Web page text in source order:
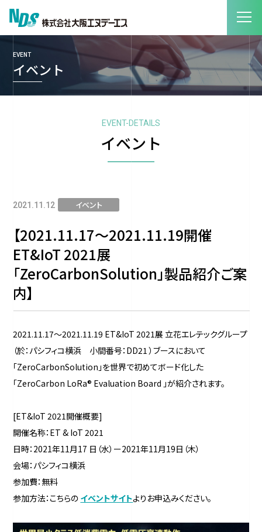
EVENT
イベント
EVENT-DETAILS
イベント
2021.11.12 イベント
【2021.11.17～2021.11.19開催
ET&IoT 2021展
「ZeroCarbonSolution」製品紹介ご案
内】
2021.11.17～2021.11.19 ET&IoT 2021展 立花エレテックグループ
（於：パシフィコ横浜 小間番号：DD21 ）ブースにおいて
「ZeroCarbonSolution」を世界で初めてボード化した
「ZeroCarbon LoRa® Evaluation Board 」が紹介されます。
[ET&IoT 2021開催概要]
開催名称：ET & IoT 2021
日時：2021年11月17 日（水）ー2021年11月19日（木）
会場：パシフィコ横浜
参加費：無料
参加方法：こちらの イベントサイトよりお申込みください。